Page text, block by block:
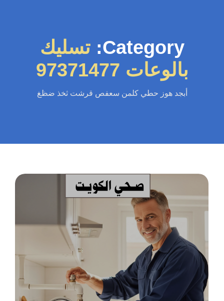
Category:
تسليك
بالوعات 97371477
أبجد هوز حطي كلمن سعفص قرشت ثخذ ضظغ